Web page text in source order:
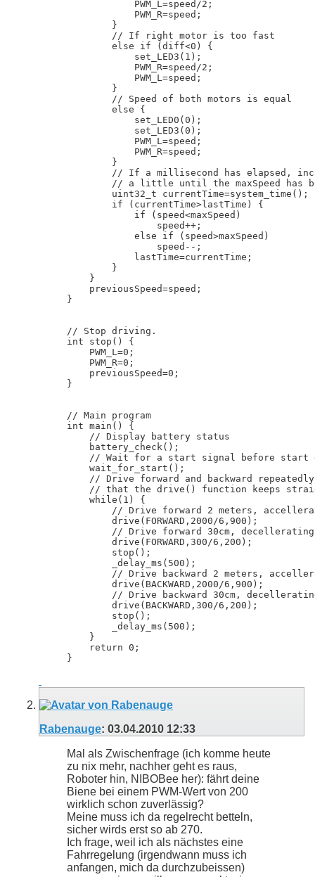
            PWM_L=speed/2;
            PWM_R=speed;
        }
        // If right motor is too fast
        else if (diff<0) {
            set_LED3(1);
            PWM_R=speed/2;
            PWM_L=speed;
        }
        // Speed of both motors is equal
        else {
            set_LED0(0);
            set_LED3(0);
            PWM_L=speed;
            PWM_R=speed;
        }
// If a millisecond has elapsed,
// a little until the maxSpeed has
        uint32_t currentTime=system_time();
        if (currentTime>lastTime) {
            if (speed<maxSpeed)
                speed++;
            else if (speed>maxSpeed)
                speed--;
            lastTime=currentTime;
        }
    }
    previousSpeed=speed;
}
// Stop driving.
int stop() {
    PWM_L=0;
    PWM_R=0;
    previousSpeed=0;
}
// Main program
int main() {
    // Display battery status
    battery_check();
// Wait for a start signal before start
    wait_for_start();
// Drive forward and backward
// that the drive() function keeps
    while(1) {
// Drive forward 2 meters,
        drive(FORWARD,2000/6,900);
// Drive forward 30cm,
        drive(FORWARD,300/6,200);
        stop();
        _delay_ms(500);
// Drive backward 2 meters,
        drive(BACKWARD,2000/6,900);
// Drive backward 30cm,
        drive(BACKWARD,300/6,200);
        stop();
        _delay_ms(500);
    }
    return 0;
}
Rabenauge: 03.04.2010 12:33
Mal als Zwischenfrage (ich komme heute
zu nix mehr, nachher geht es raus,
Roboter hin, NIBOBee her): fährt deine
Biene bei einem PWM-Wert von 200
wirklich schon zuverlässig?
Meine muss ich da regelrecht betteln,
sicher wirds erst so ab 270.
Ich frage, weil ich als nächstes eine
Fahrregelung (irgendwann muss ich
anfangen, mich da durchzubeissen)